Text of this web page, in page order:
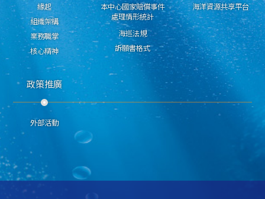
緣起
組織架構
業務職掌
核心精神
本中心國家賠償事件
處理情形統計
海巡法規
訴願書格式
海洋資源共享平台
政策推廣
外部活動